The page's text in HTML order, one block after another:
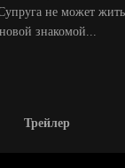
не может
знакомой...
Трейлер